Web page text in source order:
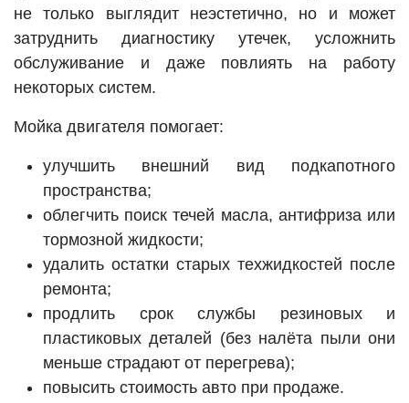
не только выглядит неэстетично, но и может
затруднить диагностику утечек, усложнить
обслуживание и даже повлиять на работу
некоторых систем.
Мойка двигателя помогает:
улучшить внешний вид подкапотного
пространства;
облегчить поиск течей масла, антифриза или
тормозной жидкости;
удалить остатки старых техжидкостей после
ремонта;
продлить срок службы резиновых и
пластиковых деталей (без налёта пыли они
меньше страдают от перегрева);
повысить стоимость авто при продаже.